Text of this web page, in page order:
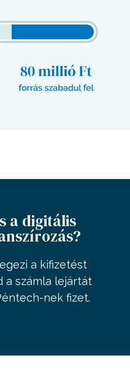
a digitális
a kifizetést
a számla lejártát
nek fizet.